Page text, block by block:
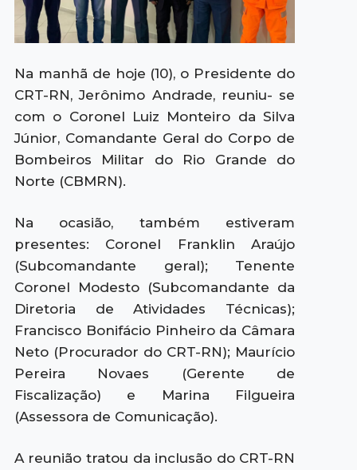
Na manhã de hoje (10), o Presidente do
CRT-RN, Jerônimo Andrade, reuniu- se
com o Coronel Luiz Monteiro da Silva
Júnior, Comandante Geral do Corpo de
Bombeiros Militar do Rio Grande do
Norte (CBMRN).
Na ocasião, também estiveram
presentes: Coronel Franklin Araújo
(Subcomandante geral); Tenente
Coronel Modesto (Subcomandante da
Diretoria de Atividades Técnicas);
Francisco Bonifácio Pinheiro da Câmara
Neto (Procurador do CRT-RN); Maurício
Pereira Novaes (Gerente de
Fiscalização) e Marina Filgueira
(Assessora de Comunicação).
A reunião tratou da inclusão do CRT-RN